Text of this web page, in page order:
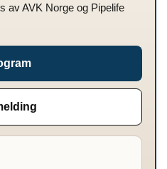
av AVK Norge og Pipelife